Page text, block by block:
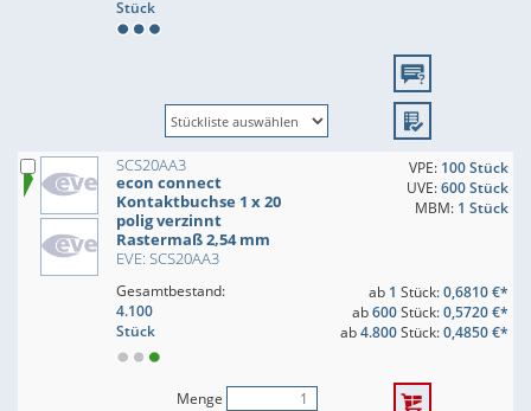
Stück
SCS20AA3
econ connect
Kontaktbuchse 1 x 20
polig verzinnt
Rastermaß 2,54 mm
EVE: SCS20AA3
VPE: 100 Stück
UVE:600 Stück
MBM: 1 Stück
Gesamtbestand:
4.100
Stück
ab 1 Stück:0,6810 €*
ab600Stück:0,5720 €*
ab4.800Stück:0,4850 €*
Menge